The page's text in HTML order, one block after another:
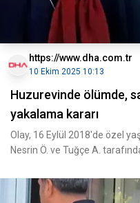
https://www.dha.com.tr
10 Ekim 2025 10:13
Huzurevinde ölümde,
yakalama kararı
Olay, 16 Eylül 2018'de özel
Nesrin Ö. ve Tuğçe A.